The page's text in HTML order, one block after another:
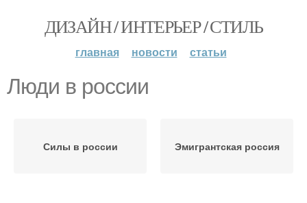
ДИЗАЙН / ИНТЕРЬЕР / СТИЛЬ
главная новости статьи
Люди в россии
Силы в россии Эмигрантская россия